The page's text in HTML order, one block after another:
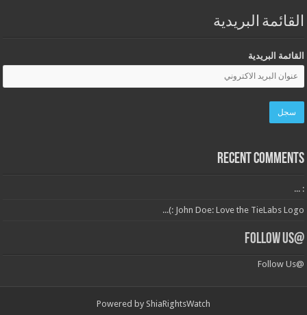
القائمة البريدية
القائمة البريدية
Recent Comments
: ...
John Doe: Love the TieLabs Logo :)...
@Follow Us
@Follow Us
Powered by ShiaRightsWatch